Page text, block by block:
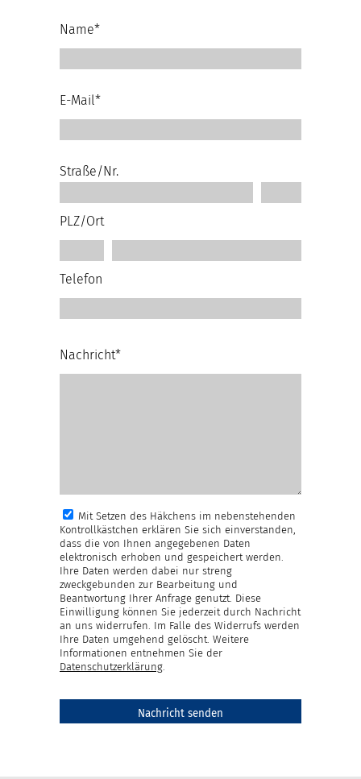
Name*
E-Mail*
Straße/Nr.
PLZ/Ort
Telefon
Nachricht*
Mit Setzen des Häkchens im nebenstehenden
Kontrollkästchen erklären Sie sich einverstanden,
dass die von Ihnen angegebenen Daten
elektronisch erhoben und gespeichert werden.
Ihre Daten werden dabei nur streng
zweckgebunden zur Bearbeitung und
Beantwortung Ihrer Anfrage genutzt. Diese
Einwilligung können Sie jederzeit durch Nachricht
an uns widerrufen. Im Falle des Widerrufs werden
Ihre Daten umgehend gelöscht. Weitere
Informationen entnehmen Sie der
Datenschutzerklärung